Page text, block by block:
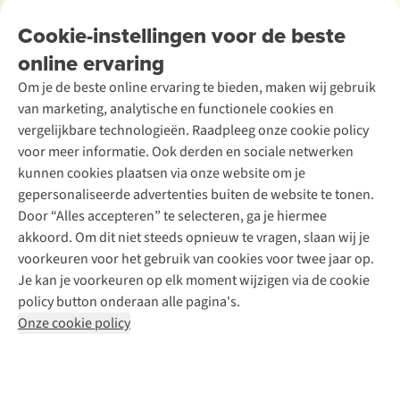
Cookie-instellingen voor de beste
online ervaring
Om je de beste online ervaring te bieden, maken wij gebruik
van marketing, analytische en functionele cookies en
vergelijkbare technologieën. Raadpleeg onze cookie policy
voor meer informatie. Ook derden en sociale netwerken
kunnen cookies plaatsen via onze website om je
gepersonaliseerde advertenties buiten de website te tonen.
Door “Alles accepteren” te selecteren, ga je hiermee
akkoord. Om dit niet steeds opnieuw te vragen, slaan wij je
voorkeuren voor het gebruik van cookies voor twee jaar op.
Je kan je voorkeuren op elk moment wijzigen via de cookie
policy button onderaan alle pagina's.
Onze cookie policy
Garantie
Contact
Onze winkels
Over A.S.Adventure
Toegankelijkheidsverklaring
Ski-onderhoud
Wasservice
Schoenonderhoud
Schoenherstelling
Kledingherstelling
Retouches
Voor bedrijven
A.S.Magazine
Podcast
Explore Academy
Explore Camp
Gear Check
Inspiratie & advies
Meld je aan voor de nieuwsbrief
Follow us
Disclaimer Privacy Policy
Algemene voorwaarden
Cookie Policy